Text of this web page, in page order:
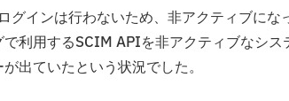
グインは行わないため、非アクティブにな
利用するSCIM APIを非アクティブなシ
出ていたという状況でした。